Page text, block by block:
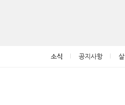
소식 공지사항